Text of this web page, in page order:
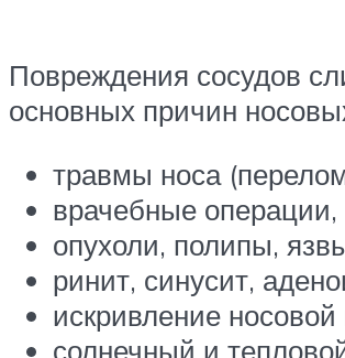
Повреждения сосудов
основных причин
травмы носа
врачебные
опухоли, полипы,
ринит, синусит,
искривление носовой
солнечный и